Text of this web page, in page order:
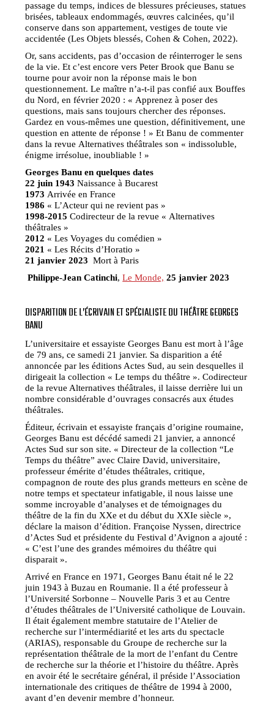
passage du temps, indices de blessures précieuses, statues
brisées, tableaux endommagés, œuvres calcinées, qu’il
conserve dans son appartement, vestiges de toute vie
accidentée (Les Objets blessés, Cohen & Cohen, 2022).
Or, sans accidents, pas d’occasion de réinterroger le sens
de la vie. Et c’est encore vers Peter Brook que Banu se
tourne pour avoir non la réponse mais le bon
questionnement. Le maître n’a-t-il pas confié aux Bouffes
du Nord, en février 2020 : « Apprenez à poser des
questions, mais sans toujours chercher des réponses.
Gardez en vous-mêmes une question, définitivement, une
question en attente de réponse ! » Et Banu de commenter
dans la revue Alternatives théâtrales son « indissoluble,
énigme irrésolue, inoubliable ! »
Georges Banu en quelques dates
22 juin 1943 Naissance à Bucarest
1973 Arrivée en France
1986 « L’Acteur qui ne revient pas »
1998-2015 Codirecteur de la revue « Alternatives
théâtrales »
2012 « Les Voyages du comédien »
2021 « Les Récits d’Horatio »
21 janvier 2023 Mort à Paris
Philippe-Jean Catinchi,Le Monde, 25 janvier 2023
DISPARITION DE L’ÉCRIVAIN ET SPÉCIALISTE DU THÉÂTRE GEORGES
BANU
L’universitaire et essayiste Georges Banu est mort à l’âge
de 79 ans, ce samedi 21 janvier. Sa disparition a été
annoncée par les éditions Actes Sud, au sein desquelles il
dirigeait la collection « Le temps du théâtre ». Codirecteur
de la revue Alternatives théâtrales, il laisse derrière lui un
nombre considérable d’ouvrages consacrés aux études
théâtrales.
Éditeur, écrivain et essayiste français d’origine roumaine,
Georges Banu est décédé samedi 21 janvier, a annoncé
Actes Sud sur son site. « Directeur de la collection “Le
Temps du théâtre” avec Claire David, universitaire,
professeur émérite d’études théâtrales, critique,
compagnon de route des plus grands metteurs en scène de
notre temps et spectateur infatigable, il nous laisse une
somme incroyable d’analyses et de témoignages du
théâtre de la fin du XXe et du début du XXIe siècle »,
déclare la maison d’édition. Françoise Nyssen, directrice
d’Actes Sud et présidente du Festival d’Avignon a ajouté :
« C’est l’une des grandes mémoires du théâtre qui
disparait ».
Arrivé en France en 1971, Georges Banu était né le 22
juin 1943 à Buzau en Roumanie. Il a été professeur à
l’Université Sorbonne – Nouvelle Paris 3 et au Centre
d’études théâtrales de l’Université catholique de Louvain.
Il était également membre statutaire de l’Atelier de
recherche sur l’intermédiarité et les arts du spectacle
(ARIAS), responsable du Groupe de recherche sur la
représentation théâtrale de la mort de l’enfant du Centre
de recherche sur la théorie et l’histoire du théâtre. Après
en avoir été le secrétaire général, il préside l’Association
internationale des critiques de théâtre de 1994 à 2000,
avant d’en devenir membre d’honneur.